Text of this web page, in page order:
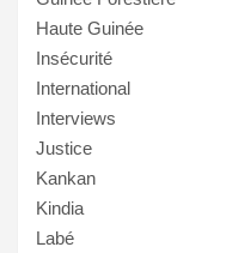
Haute Guinée
Insécurité
International
Interviews
Justice
Kankan
Kindia
Labé